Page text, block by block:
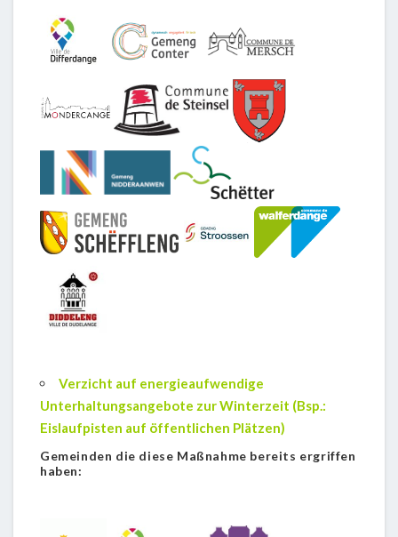
Verzicht auf energieaufwendige
Unterhaltungsangebote zur Winterzeit (Bsp.:
Eislaufpisten auf öffentlichen Plätzen)
Gemeinden die diese Maßnahme bereits ergriffen
haben: